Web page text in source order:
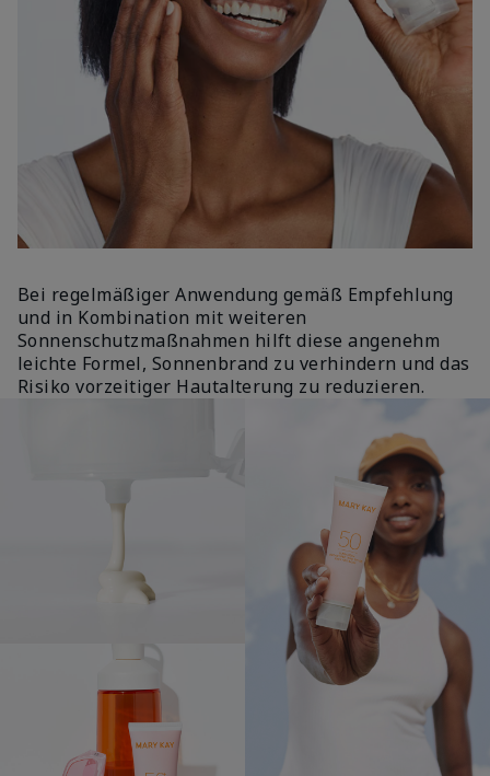
Bei regelmäßiger Anwendung gemäß Empfehlung
und in Kombination mit weiteren
Sonnenschutzmaßnahmen hilft diese angenehm
leichte Formel, Sonnenbrand zu verhindern und das
Risiko vorzeitiger Hautalterung zu reduzieren.